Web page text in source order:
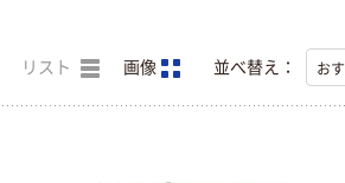
リスト 画像 並べ替え：